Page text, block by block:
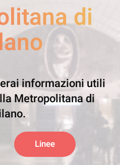
di
informazioni utili
Metropolitana di
Linee